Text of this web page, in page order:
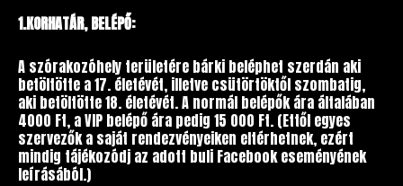
1.KORHATÁR, BELÉPŐ:
A szórakozóhely területére bárki beléphet szerdán aki
betöltötte a 17. életévét, illetve csütörtöktől szombatig,
aki betöltötte 18. életévét. A normál belépők ára általában
4000 Ft, a VIP belépő ára pedig 15 000 Ft. (Ettől egyes
szervezők a saját rendezvényeiken eltérhetnek, ezért
mindig tájékozódj az adott buli Facebook eseményének
leírásából.)